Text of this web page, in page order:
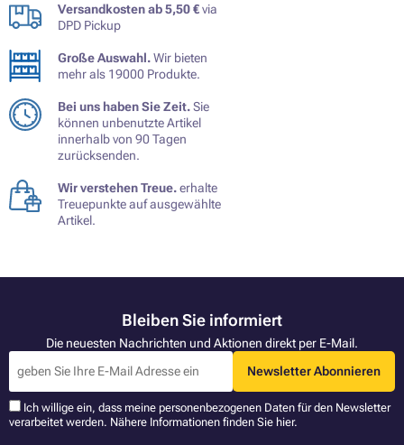
Versandkosten ab 5,50 €via
DPD Pickup
Große Auswahl.Wir bieten
mehr als 19000 Produkte.
Bei uns haben Sie Zeit.Sie
können unbenutzte Artikel
innerhalb von 90 Tagen
zurücksenden.
Wir verstehen Treue.erhalte
Treuepunkte auf ausgewählte
Artikel.
Bleiben Sie informiert
Die neuesten Nachrichten und Aktionen direkt per E-Mail.
Newsletter Abonnieren
Ich willige ein, dass meine personenbezogenen Daten für den Newsletter
verarbeitet werden. Nähere Informationen finden Sie hier.